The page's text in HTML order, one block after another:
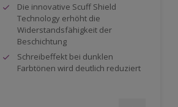
Die innovative Scuff Shield
Technology erhöht die
Widerstandsfähigkeit der
Beschichtung
Schreibeffekt bei dunklen
Farbtönen wird deutlich reduziert